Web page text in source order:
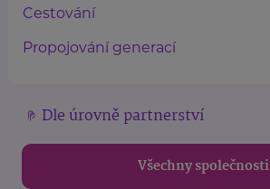
Cestování
Propojování generací
Dle úrovně partnerství
Všechny společnosti